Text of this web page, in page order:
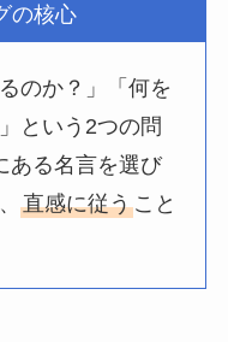
の核心
のか？」「何を
という2つの問
ある名言を選び
直感に従うこと